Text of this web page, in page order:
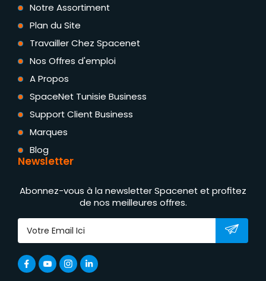
Notre Assortiment
Plan du Site
Travailler Chez Spacenet
Nos Offres d'emploi
A Propos
SpaceNet Tunisie Business
Support Client Business
Marques
Blog
Newsletter
Abonnez-vous à la newsletter Spacenet et profitez
de nos meilleures offres.